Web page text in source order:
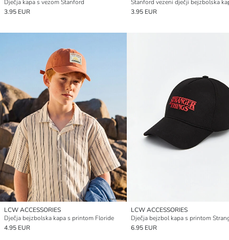
Dječja kapa s vezom Stanford
3.95 EUR
Stanford vezeni dječji bejzbolska
3.95 EUR
LCW ACCESSORIES
Dječja bejzbolska kapa s printom Floride
4.95 EUR
LCW ACCESSORIES
6.95 EUR